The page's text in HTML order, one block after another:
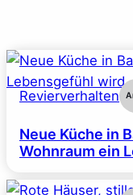
Revierverhalten
Neue Küche in
Wohnraum ein